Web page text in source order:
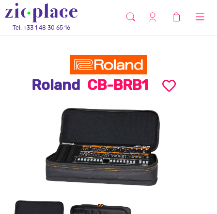
Tel: +33 1 48 30 65 16
Roland CB-BRB1